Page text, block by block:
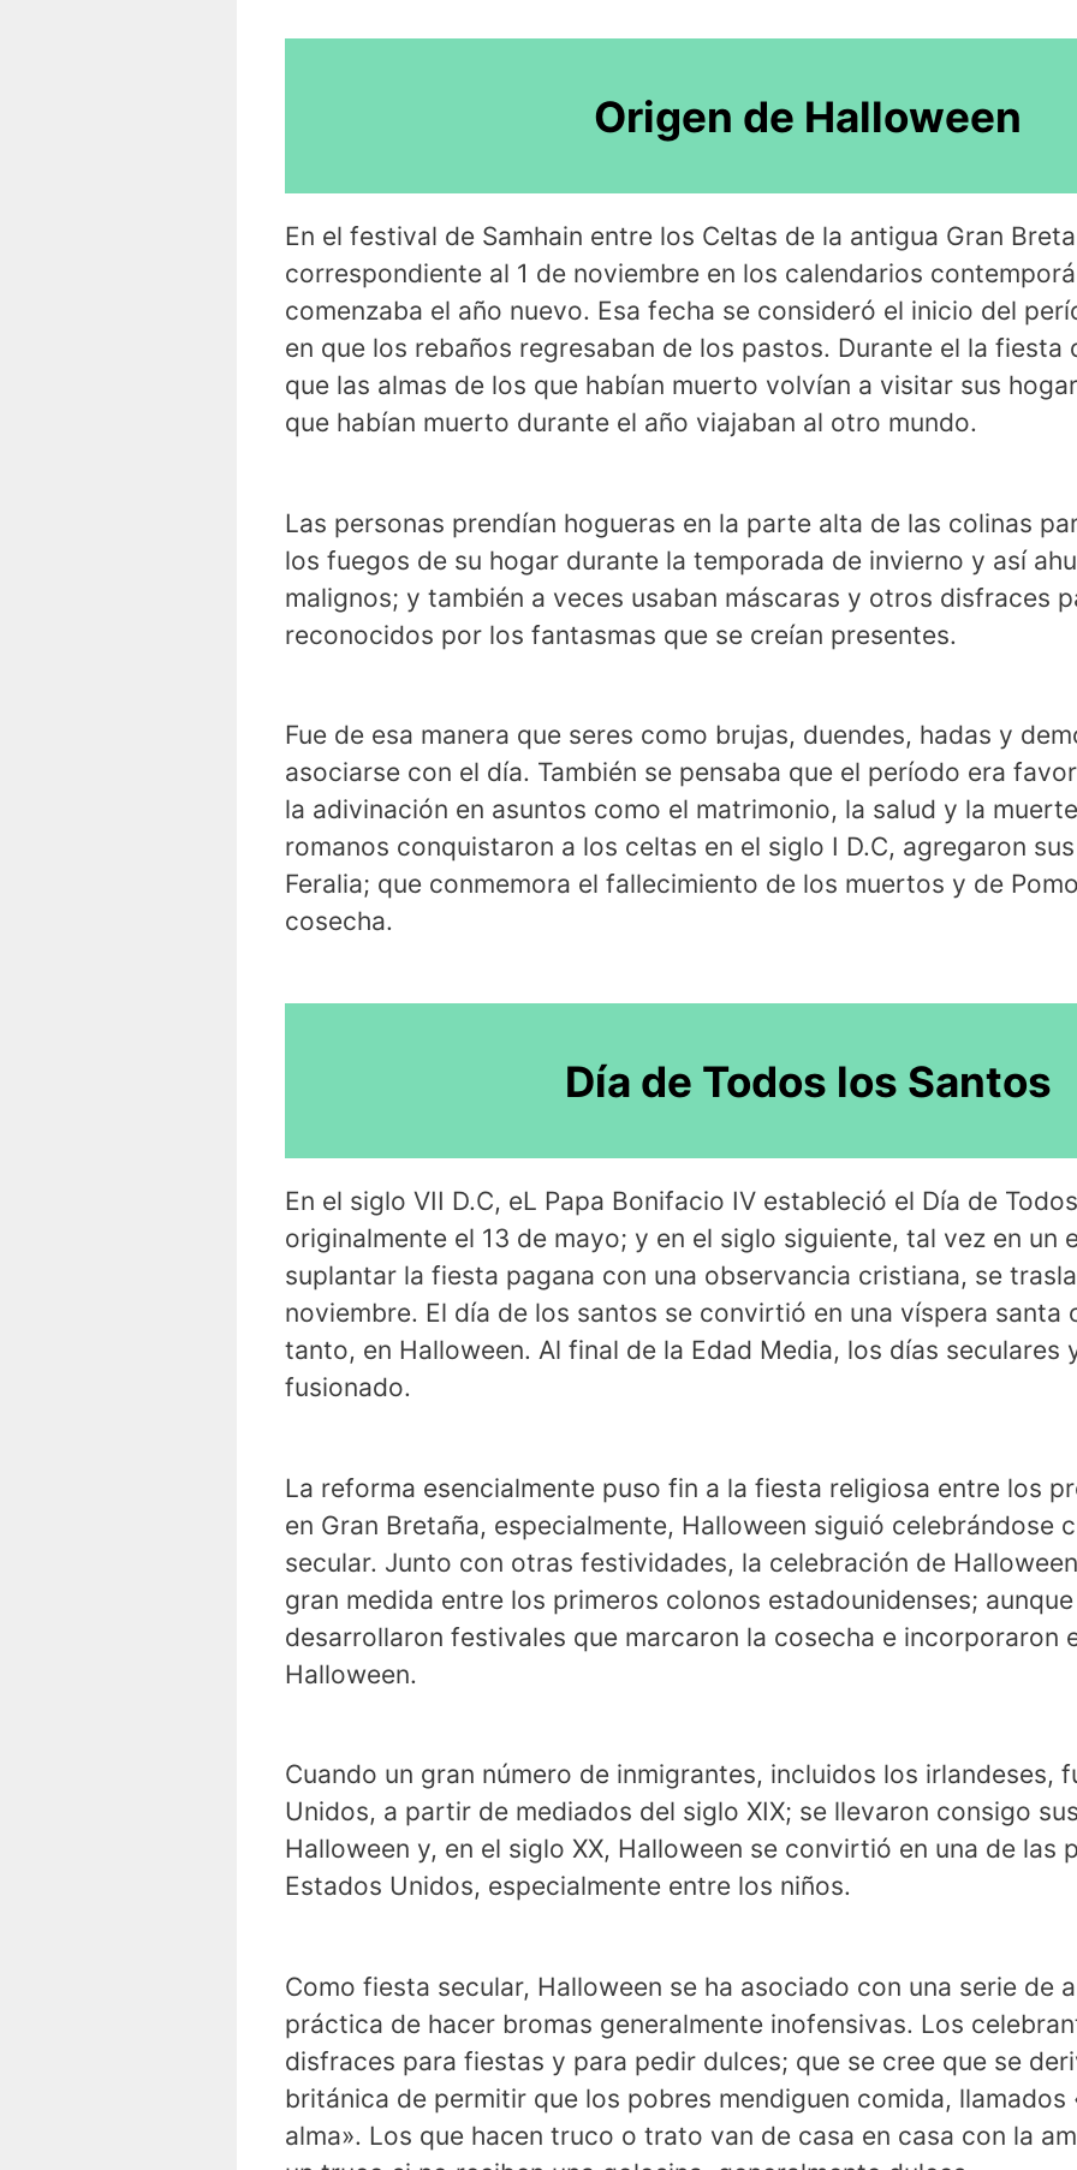
Origen de Halloween
En el festival de Samhain entre los Celtas de la antigua Gran
correspondiente al 1 de noviembre en los calendarios
comenzaba el año nuevo. Esa fecha se consideró el inicio del
en que los rebaños regresaban de los pastos. Durante el la fiesta
que las almas de los que habían muerto volvían a visitar sus
que habían muerto durante el año viajaban al otro mundo.
Las personas prendían hogueras en la parte alta de las colinas
los fuegos de su hogar durante la temporada de invierno y así
malignos; y también a veces usaban máscaras y otros disfraces
reconocidos por los fantasmas que se creían presentes.
Fue de esa manera que seres como brujas, duendes, hadas y
asociarse con el día. También se pensaba que el período era
la adivinación en asuntos como el matrimonio, la salud y la
romanos conquistaron a los celtas en el siglo I D.C, agregaron
Feralia; que conmemora el fallecimiento de los muertos y de
cosecha.
Día de Todos los Santos
En el siglo VII D.C, eL Papa Bonifacio IV estableció el Día de
originalmente el 13 de mayo; y en el siglo siguiente, tal vez en un
suplantar la fiesta pagana con una observancia cristiana, se
noviembre. El día de los santos se convirtió en una víspera santa
tanto, en Halloween. Al final de la Edad Media, los días seculares
fusionado.
La reforma esencialmente puso fin a la fiesta religiosa entre los
en Gran Bretaña, especialmente, Halloween siguió celebrándose
secular. Junto con otras festividades, la celebración de
gran medida entre los primeros colonos estadounidenses;
desarrollaron festivales que marcaron la cosecha e incorporaron
Halloween.
Cuando un gran número de inmigrantes, incluidos los irlandeses,
Unidos, a partir de mediados del siglo XIX; se llevaron consigo
Halloween y, en el siglo XX, Halloween se convirtió en una de las
Estados Unidos, especialmente entre los niños.
Como fiesta secular, Halloween se ha asociado con una serie de
práctica de hacer bromas generalmente inofensivas. Los
disfraces para fiestas y para pedir dulces; que se cree que se
británica de permitir que los pobres mendiguen comida, llamados
alma». Los que hacen truco o trato van de casa en casa con la